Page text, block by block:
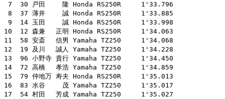
7  30 戸田　　 隆 Honda RS250R     1'33.796
8  37 薄井　　 誠 Honda RS250R     1'33.885
9  14 玉田　　 誠 Honda RS250R     1'33.998
10  12 森兼　 正明 Honda RS250R     1'34.063
11  58 安斎　 信男 Yamaha TZ250     1'34.068
12  19 及川　 誠人 Yamaha TZ250     1'34.228
13  96 小野寺 貴行 Yamaha TZ250     1'34.450
14  72 高橋　 孝浩 Yamaha TZ250     1'34.859
15  79 仲地万 寿夫 Honda RS250R     1'35.013
16  83 水谷　　 茂 Yamaha TZ250     1'35.017
17  54 村田　 芳成 Yamaha TZ250     1'35.027